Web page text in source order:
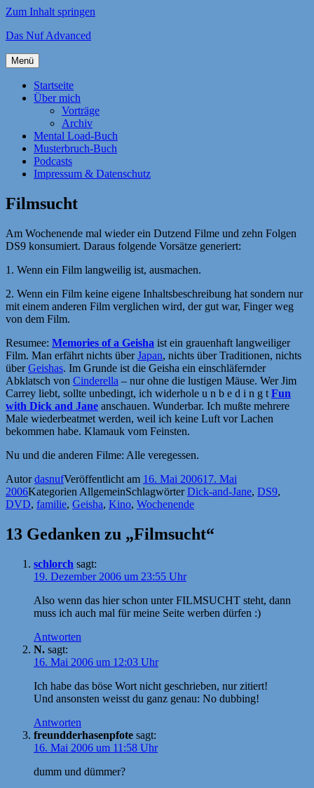
Zum Inhalt springen
Das Nuf Advanced
Menü
Startseite
Über mich
Vorträge
Archiv
Mental Load-Buch
Musterbruch-Buch
Podcasts
Impressum & Datenschutz
Filmsucht
Am Wochenende mal wieder ein Dutzend Filme und zehn Folgen
DS9 konsumiert. Daraus folgende Vorsätze generiert:
1. Wenn ein Film langweilig ist, ausmachen.
2. Wenn ein Film keine eigene Inhaltsbeschreibung hat sondern nur
mit einem anderen Film verglichen wird, der gut war, Finger weg
von dem Film.
Resumee: Memories of a Geisha ist ein grauenhaft langweiliger
Film. Man erfährt nichts überJapan, nichts über Traditionen, nichts
überGeishas. Im Grunde ist die Geisha ein einschläfernder
Abklatsch von Cinderella – nur ohne die lustigen Mäuse. Wer Jim
Carrey liebt, sollte unbedingt, ich widerhole u n b e d i n g t Fun
with Dick and Jane anschauen. Wunderbar. Ich mußte mehrere
Male wiederbeatmet werden, weil ich keine Luft vor Lachen
bekommen habe. Klamauk vom Feinsten.
Nu und die anderen Filme: Alle veregessen.
AutordasnufVeröffentlicht am 16. Mai 200617. Mai
2006Kategorien AllgemeinSchlagwörterDick-and-Jane, DS9,
DVD, familie, Geisha, Kino, Wochenende
13 Gedanken zu „Filmsucht“
schlorch sagt:
19. Dezember 2006 um 23:55 Uhr
Also wenn das hier schon unter FILMSUCHT steht, dann
muss ich auch mal für meine Seite werben dürfen :)
Antworten
N. sagt:
16. Mai 2006 um 12:03 Uhr
Ich habe das böse Wort nicht geschrieben, nur zitiert!
Und ansonsten weisst du ganz genau: No dubbing!
Antworten
freundderhasenpfote sagt:
16. Mai 2006 um 11:58 Uhr
dumm und dümmer?